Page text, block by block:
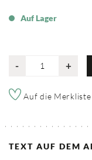
Auf Lager
- +
Auf die Merkliste
TEXT AUF DEM